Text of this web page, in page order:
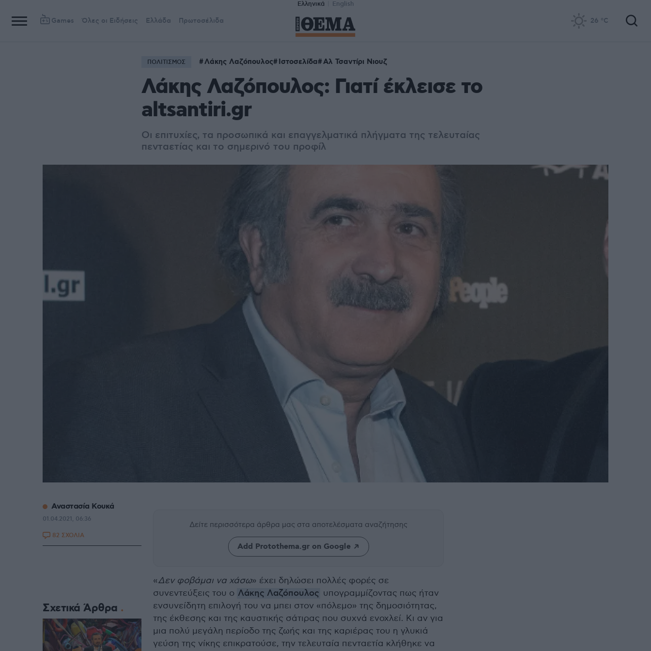
Ελληνικά English
Games Όλες οι Ειδήσεις Ελλάδα Πρωτοσέλιδα 26 °C
ΠΟΛΙΤΙΣΜΟΣ Λάκης Λαζόπουλος Ιστοσελίδα Αλ Τσαντίρι Νιουζ
Λάκης Λαζόπουλος: Γιατί έκλεισε το
altsantiri.gr
Οι επιτυχίες, τα προσωπικά και επαγγελματικά πλήγματα της τελευταίας
πενταετίας και το σημερινό του προφίλ
Δείτε περισσότερα άρθρα μας στα αποτελέσματα αναζήτησης
Add Protothema.gr on Google
«Δεν φοβάμαι να χάσω» έχει δηλώσει πολλές φορές σε
συνεντεύξεις του ο Λάκης Λαζόπουλος υπογραμμίζοντας πως ήταν
ενσυνείδητη επιλογή του να μπει στον «πόλεμο» της δημοσιότητας,
της έκθεσης και της καυστικής σάτιρας που συχνά ενοχλεί. Κι αν για
μια πολύ μεγάλη περίοδο της ζωής και της καριέρας του η γλυκιά
γεύση της νίκης επικρατούσε, την τελευταία πενταετία κλήθηκε να
Αναστασία Κουκά
01.04.2021, 06:36
82 ΣΧΟΛΙΑ
Σχετικά Άρθρα